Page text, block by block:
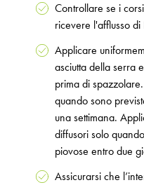
Controllare se i
ricevere l'afflusso di
Applicare
asciutta della serra
prima di
quando sono
una settimana.
diffusori solo
piovose entro due
Assicurarsi che